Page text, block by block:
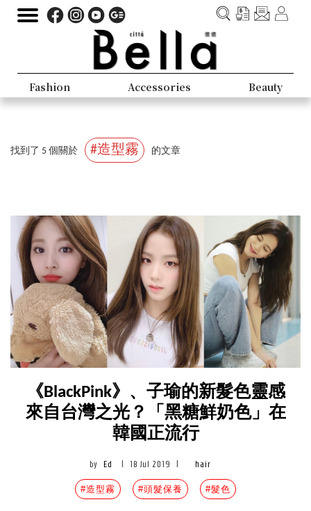
Fashion Accessories Beauty
找到了 5 個關於 #造型霧 的文章
《BlackPink》、子瑜的新髮色靈感
來自台灣之光？「黑糖鮮奶色」在
韓國正流行
by Ed 18 Jul 2019 hair
#造型霧 #頭髮保養 #髮色